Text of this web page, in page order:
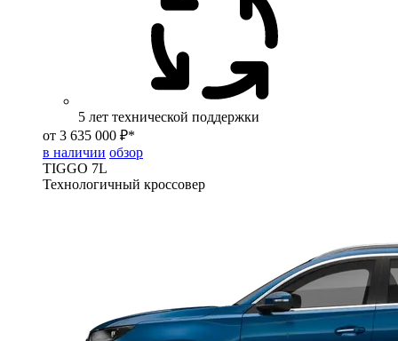
5 лет технической поддержки
от 3 635 000 ₽*
в наличии обзор
TIGGO 7L
Технологичный кроссовер